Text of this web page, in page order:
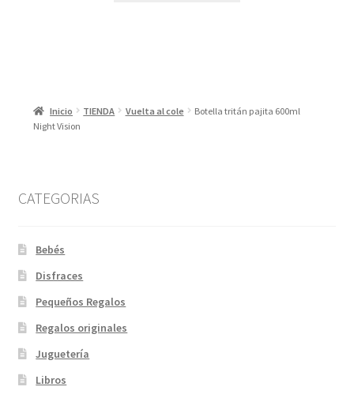
Inicio TIENDA Vuelta al cole
Botella tritán pajita 600ml
Night Vision
CATEGORIAS
Bebés
Disfraces
Pequeños Regalos
Regalos originales
Juguetería
Libros